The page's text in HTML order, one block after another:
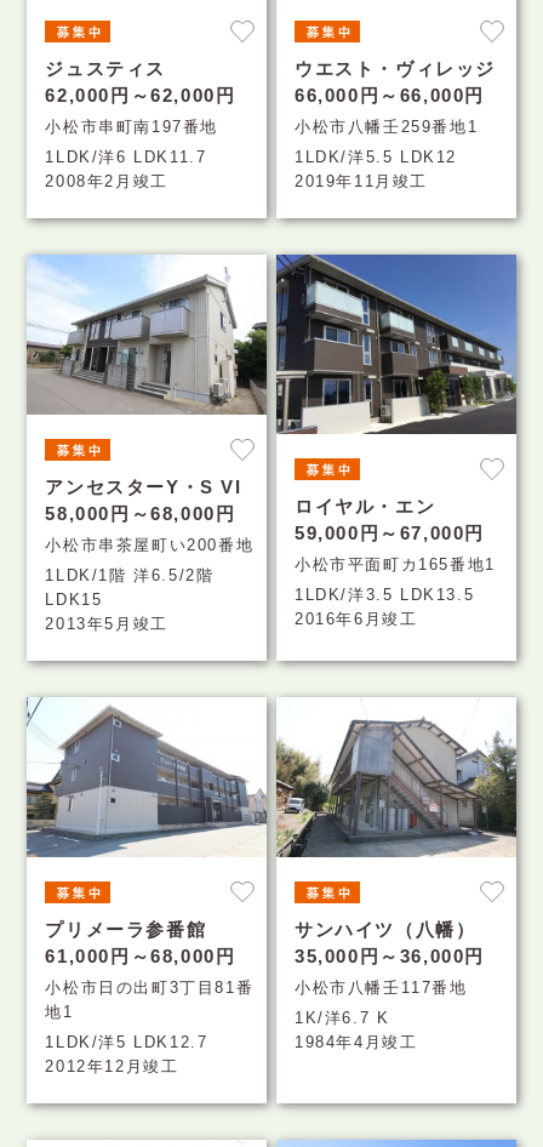
ジュスティス
62,000円～62,000円
小松市串町南197番地
1LDK/洋6 LDK11.7
2008年2月竣工
ウエスト・ヴィレッジ
66,000円～66,000円
小松市八幡壬259番地1
1LDK/洋5.5 LDK12
2019年11月竣工
アンセスターY・S VI
58,000円～68,000円
小松市串茶屋町い200番地
1LDK/1階 洋6.5/2階
LDK15
2013年5月竣工
ロイヤル・エン
59,000円～67,000円
小松市平面町カ165番地1
1LDK/洋3.5 LDK13.5
2016年6月竣工
プリメーラ参番館
61,000円～68,000円
小松市日の出町3丁目81番
地1
1LDK/洋5 LDK12.7
2012年12月竣工
サンハイツ（八幡）
35,000円～36,000円
小松市八幡壬117番地
1K/洋6.7 K
1984年4月竣工